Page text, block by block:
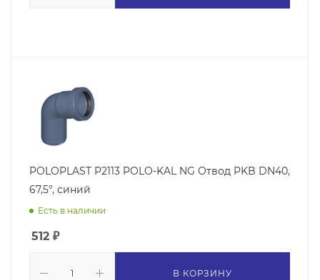
POLOPLAST P2113 POLO-KAL NG Отвод PKB DN40,
67,5°, синий
Есть в наличии
512 ₽
В КОРЗИНУ